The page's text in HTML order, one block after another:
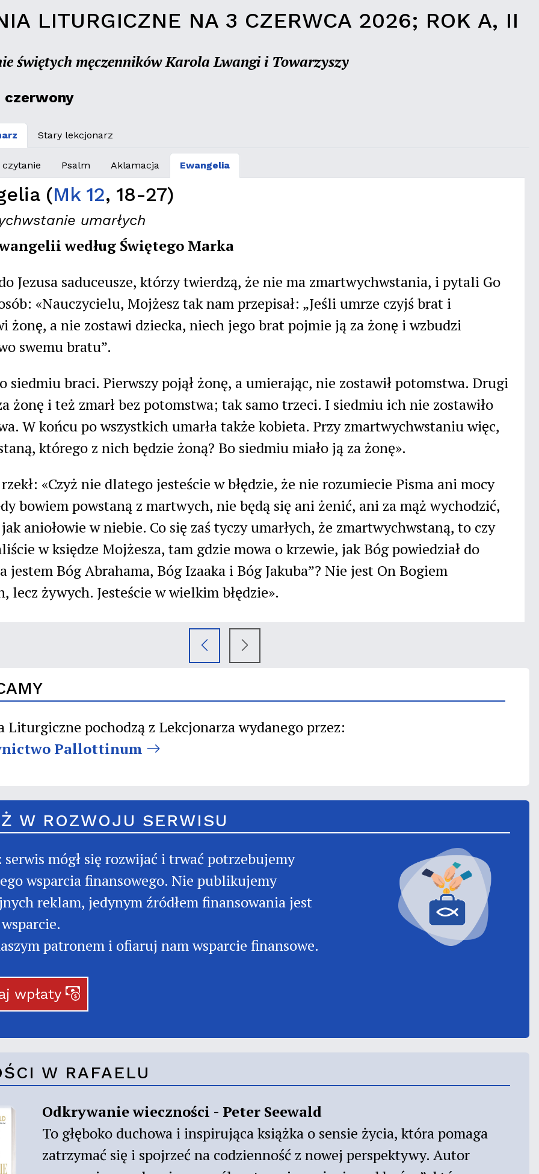
LITURGICZNE NA 3 CZERWCA 2026; ROK A, II
świętych męczenników Karola Lwangi i Towarzyszy
czerwony
Stary lekcjonarz
czytanie Psalm Aklamacja Ewangelia
(Mk 12, 18-27)
umarłych
według Świętego Marka
Jezusa saduceusze, którzy twierdzą, że nie ma zmartwychwstania, i pytali Go
«Nauczycielu, Mojżesz tak nam przepisał: „Jeśli umrze czyjś brat i
żonę, a nie zostawi dziecka, niech jego brat pojmie ją za żonę i wzbudzi
swemu bratu”.
siedmiu braci. Pierwszy pojął żonę, a umierając, nie zostawił potomstwa. Drugi
żonę i też zmarł bez potomstwa; tak samo trzeci. I siedmiu ich nie zostawiło
W końcu po wszystkich umarła także kobieta. Przy zmartwychwstaniu więc,
którego z nich będzie żoną? Bo siedmiu miało ją za żonę».
«Czyż nie dlatego jesteście w błędzie, że nie rozumiecie Pisma ani mocy
bowiem powstaną z martwych, nie będą się ani żenić, ani za mąż wychodzić,
aniołowie w niebie. Co się zaś tyczy umarłych, że zmartwychwstaną, to czy
w księdze Mojżesza, tam gdzie mowa o krzewie, jak Bóg powiedział do
jestem Bóg Abrahama, Bóg Izaaka i Bóg Jakuba”? Nie jest On Bogiem
lecz żywych. Jesteście w wielkim błędzie».
Liturgiczne pochodzą z Lekcjonarza wydanego przez:
Pallottinum
W ROZWOJU SERWISU
serwis mógł się rozwijać i trwać potrzebujemy
wsparcia finansowego. Nie publikujemy
reklam, jedynym źródłem finansowania jest
patronem i ofiaruj nam wsparcie finansowe.
wpłaty
W RAFAELU
Odkrywanie wieczności - Peter Seewald
To głęboko duchowa i inspirująca książka o sensie życia, która pomaga
zatrzymać się i spojrzeć na codzienność z nowej perspektywy. Autor